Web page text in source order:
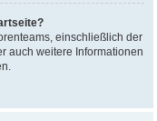
einschließlich der
auch weitere Informationen